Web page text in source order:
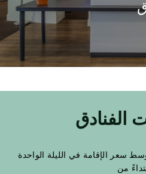
الفنادق
سعر الإقامة في الليلة الواحدة
من